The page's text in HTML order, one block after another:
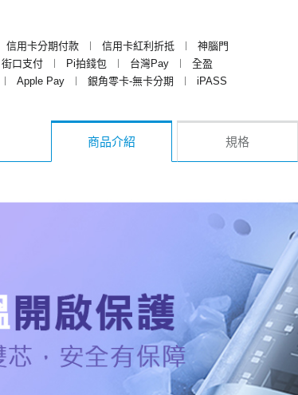
信用卡分期付款 ︱ 信用卡紅利折抵 ︱
神腦門
街口支付 ︱ Pi拍錢包 ︱ 台灣Pay ︱
全盈
︱ Apple Pay ︱ 銀角零卡-無卡分期 ︱
iPASS
商品介紹 規格